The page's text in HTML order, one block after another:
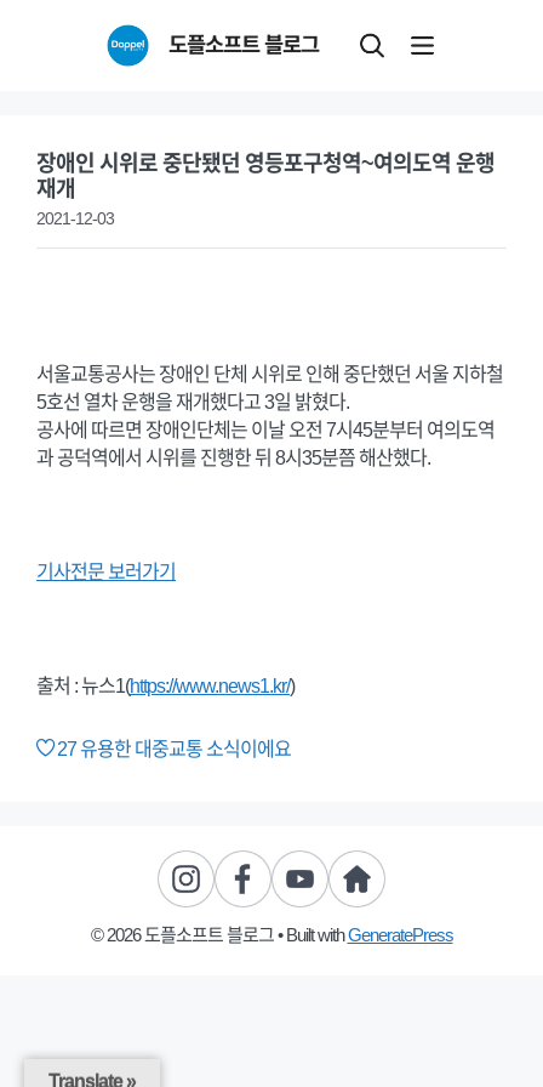
도플소프트 블로그
장애인 시위로 중단됐던 영등포구청역~여의도역 운행
재개
2021-12-03
서울교통공사는 장애인 단체 시위로 인해 중단했던 서울 지하철
5호선 열차 운행을 재개했다고 3일 밝혔다.
공사에 따르면 장애인단체는 이날 오전 7시45분부터 여의도역
과 공덕역에서 시위를 진행한 뒤 8시35분쯤 해산했다.
기사전문 보러가기
출처 : 뉴스1(https://www.news1.kr/)
27유용한 대중교통 소식이에요
© 2026 도플소프트 블로그• Built withGeneratePress
Translate »